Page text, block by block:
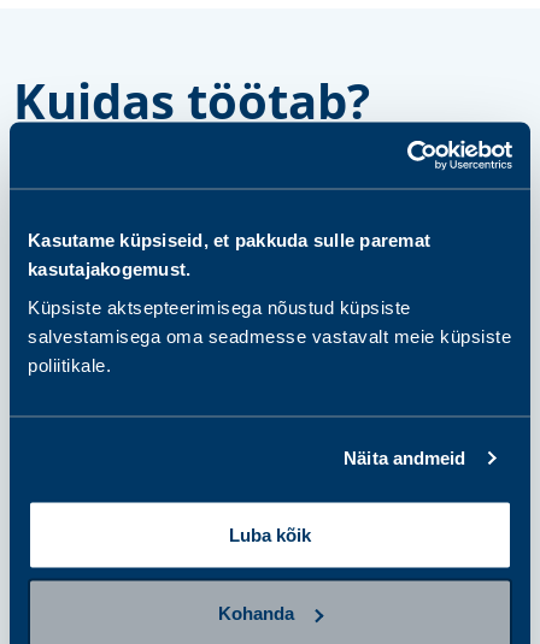
Kasutame küpsiseid, et pakkuda sulle paremat
kasutajakogemust.
Küpsiste aktsepteerimisega nõustud küpsiste
salvestamisega oma seadmesse vastavalt meie küpsiste
poliitikale.
Näita andmeid
Luba kõik
Kohanda
Kuidas töötab?
samm 1
Vali ja osta pakett või
Valmistu proovi andmiseks
Anna proov